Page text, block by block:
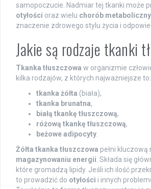
samopoczucie. Nadmiar tej tkanki może
otyłości oraz wielu chorób
znaczenie zdrowego stylu życia i
Jakie są rodzaje tkanki
Tkanka tłuszczowa w organizmie
kilka rodzajów, z których najważniejsze to:
tkanka żółta (biała),
tkanka brunatna,
białą tkankę tłuszczową,
różową tkankę tłuszczową,
beżowe adipocyty
Żółta tkanka tłuszczowa pełni kluczową
magazynowaniu energii . Składa się
które gromadzą lipidy. Jeśli ich ilość
to prowadzić do otyłości i innych